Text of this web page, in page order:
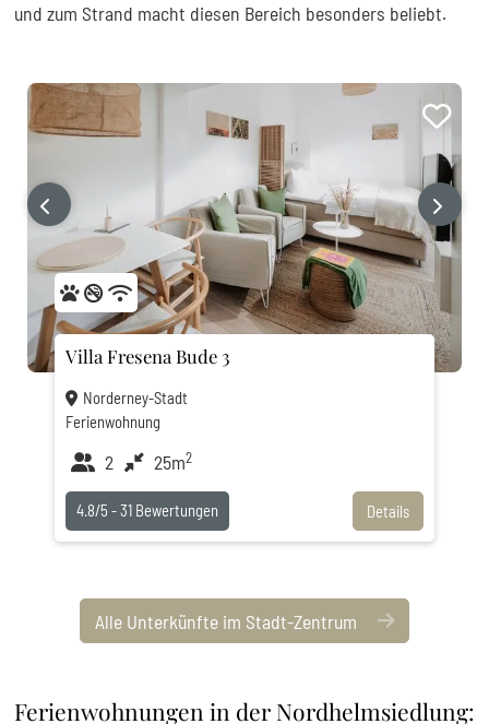
und zum Strand macht diesen Bereich besonders beliebt.
Villa Fresena Bude 3
Norderney-Stadt
Ferienwohnung
2 25m2
Details
4.8/5 -31 Bewertungen
‹ ›
Alle Unterkünfte im Stadt-Zentrum
Ferienwohnungen in der Nordhelmsiedlung: